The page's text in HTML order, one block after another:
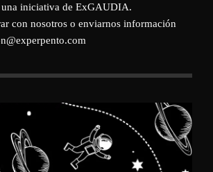
iniciativa de ExGAUDIA.
con nosotros o enviarnos información